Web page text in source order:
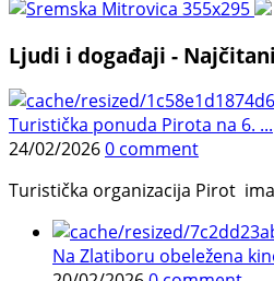
Ljudi i događaji -
Turistička ponuda Pirota na 6. ...
24/02/20260 comment
Turistička organizacija Pirot
Na Zlatiboru obeležena